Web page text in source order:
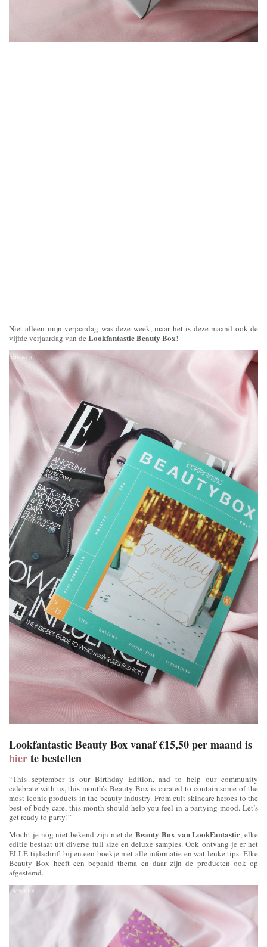
Niet alleen mijn verjaardag was deze week, maar het is deze maand ook de
vijfde verjaardag van de Lookfantastic Beauty Box!
Lookfantastic Beauty Box vanaf €15,50 per maand is
hierte bestellen
“This september is our Birthday Edition, and to help our community
celebrate with us, this month’s Beauty Box is curated to contain some of the
most iconic products in the beauty industry. From cult skincare heroes to the
best of body care, this month should help you feel in a partying mood. Let’s
get ready to party!”
Mocht je nog niet bekend zijn met de Beauty Box van LookFantastic, elke
editie bestaat uit diverse full size en deluxe samples. Ook ontvang je er het
ELLE tijdschrift bij en een boekje met alle informatie en wat leuke tips. Elke
Beauty Box heeft een bepaald thema en daar zijn de producten ook op
afgestemd.